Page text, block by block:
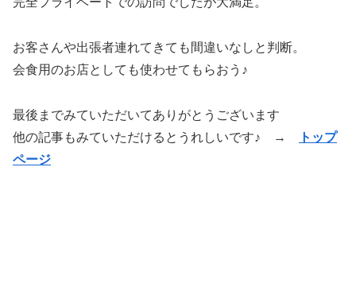
お客さんや出張者連れてきても間違いなしと判断。
会食用のお店としても使わせてもらおう♪
最後までみていただいてありがとうございます
他の記事もみていただけるとうれしいです♪ →
トップ
ページ